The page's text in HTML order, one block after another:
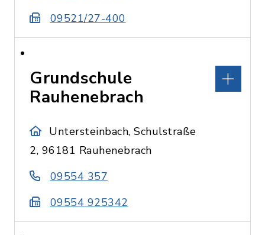
09521/27-400
Grundschule
Rauhenebrach
Untersteinbach, Schulstraße
2, 96181 Rauhenebrach
09554 357
09554 925342